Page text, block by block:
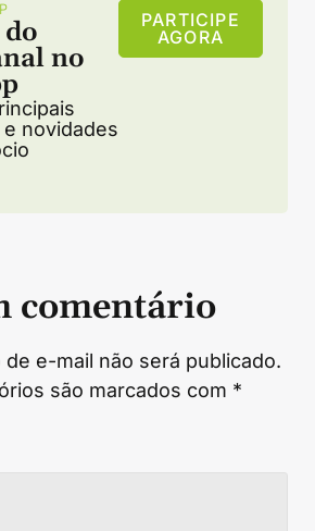
no
novidades
PARTICIPE
AGORA
comentário
e-mail não será publicado.
são marcados com *